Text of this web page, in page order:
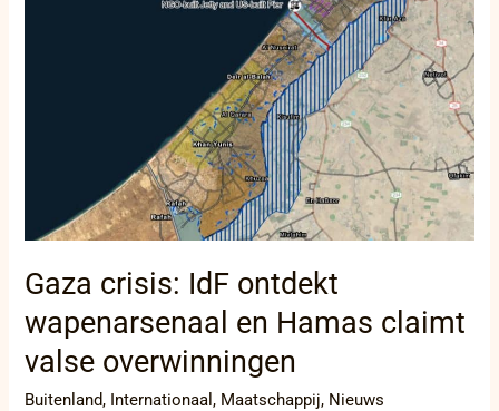
Gaza crisis: IdF ontdekt
wapenarsenaal en Hamas claimt
valse overwinningen
Buitenland, Internationaal, Maatschappij, Nieuws